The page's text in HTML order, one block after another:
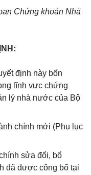
Chứng khoán Nhà
định này bốn
lĩnh vực chứng
lý nhà nước của Bộ
chính mới (Phụ lục
sửa đổi, bổ
đã được công bố tại